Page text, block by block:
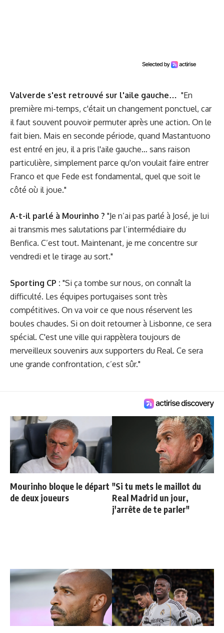
Valverde s'est retrouvé sur l'aile gauche… "En
première mi-temps, c'était un changement ponctuel, car
il faut souvent pouvoir permuter après une action. On le
fait bien. Mais en seconde période, quand Mastantuono
est entré en jeu, il a pris l'aile gauche… sans raison
particulière, simplement parce qu'on voulait faire entrer
Franco et que Fede est fondamental, quel que soit le
côté où il joue."
A-t-il parlé à Mourinho ? "Je n’ai pas parlé à José, je lui
ai transmis mes salutations par l’intermédiaire du
Benfica. C’est tout. Maintenant, je me concentre sur
vendredi et le tirage au sort."
Sporting CP : "Si ça tombe sur nous, on connaît la
difficulté. Les équipes portugaises sont très
compétitives. On va voir ce que nous réservent les
boules chaudes. Si on doit retourner à Lisbonne, ce sera
spécial. C'est une ville qui rappèlera toujours de
merveilleux souvenirs aux supporters du Real. Ce sera
une grande confrontation, c’est sûr."
Mourinho bloque le départ
de deux joueurs
"Si tu mets le maillot du
Real Madrid un jour,
j'arrête de te parler"